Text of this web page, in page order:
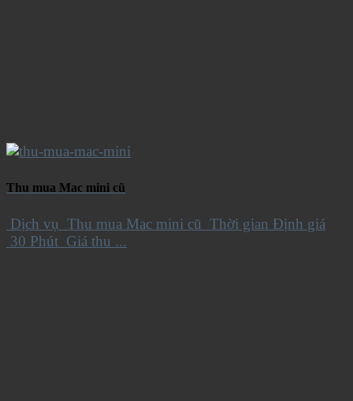
Thu mua Mac mini cũ
Dịch vụ Thu mua Mac mini cũ Thời gian Định giá
30 Phút Giá thu ...